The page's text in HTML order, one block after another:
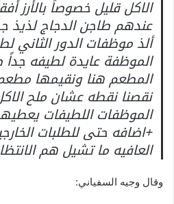
الاكل قليل خصوصاً بالأرز
عندهم طاجن الدجاج لذيذ
ألذ موظفات الدور الثاني
الموظفة عايدة لطيفه جداً
الموظفات اللطيفات
+اضافه حتى للطلبات
العافيه ما تشيل هم
وقال وجيه السفياني: